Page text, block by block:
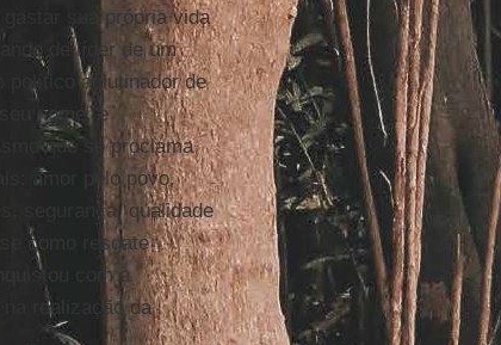
sua própria vida
de líder de um
político aglutinador de
nome, e
que se proclama
amor pelo povo,
segurança, qualidade
como resgate
com a
na realização da